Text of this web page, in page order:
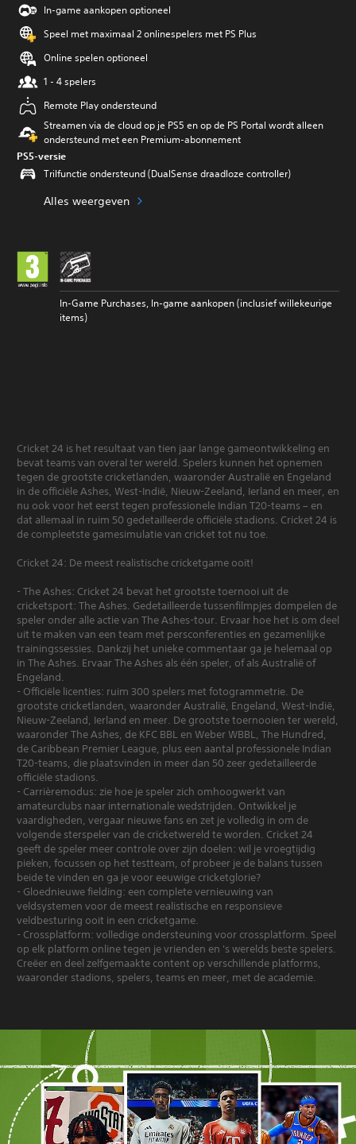
In-game aankopen optioneel
Speel met maximaal 2 onlinespelers met PS Plus
Online spelen optioneel
1 - 4 spelers
Remote Play ondersteund
Streamen via de cloud op je PS5 en op de PS Portal wordt alleen
ondersteund met een Premium-abonnement
PS5-versie
Trilfunctie ondersteund (DualSense draadloze controller)
Alles weergeven
In-Game Purchases, In-game aankopen (inclusief willekeurige
items)
Cricket 24 is het resultaat van tien jaar lange gameontwikkeling en
bevat teams van overal ter wereld. Spelers kunnen het opnemen
tegen de grootste cricketlanden, waaronder Australië en Engeland
in de officiële Ashes, West-Indië, Nieuw-Zeeland, Ierland en meer, en
nu ook voor het eerst tegen professionele Indian T20-teams – en
dat allemaal in ruim 50 gedetailleerde officiële stadions. Cricket 24 is
de compleetste gamesimulatie van cricket tot nu toe.
Cricket 24: De meest realistische cricketgame ooit!
- The Ashes: Cricket 24 bevat het grootste toernooi uit de
cricketsport: The Ashes. Gedetailleerde tussenfilmpjes dompelen de
speler onder alle actie van The Ashes-tour. Ervaar hoe het is om deel
uit te maken van een team met persconferenties en gezamenlijke
trainingssessies. Dankzij het unieke commentaar ga je helemaal op
in The Ashes. Ervaar The Ashes als één speler, of als Australië of
Engeland.
- Officiële licenties: ruim 300 spelers met fotogrammetrie. De
grootste cricketlanden, waaronder Australië, Engeland, West-Indië,
Nieuw-Zeeland, Ierland en meer. De grootste toernooien ter wereld,
waaronder The Ashes, de KFC BBL en Weber WBBL, The Hundred,
de Caribbean Premier League, plus een aantal professionele Indian
T20-teams, die plaatsvinden in meer dan 50 zeer gedetailleerde
officiële stadions.
- Carrièremodus: zie hoe je speler zich omhoogwerkt van
amateurclubs naar internationale wedstrijden. Ontwikkel je
vaardigheden, vergaar nieuwe fans en zet je volledig in om de
volgende sterspeler van de cricketwereld te worden. Cricket 24
geeft de speler meer controle over zijn doelen: wil je vroegtijdig
pieken, focussen op het testteam, of probeer je de balans tussen
beide te vinden en ga je voor eeuwige cricketglorie?
- Gloednieuwe fielding: een complete vernieuwing van
veldsystemen voor de meest realistische en responsieve
veldbesturing ooit in een cricketgame.
- Crossplatform: volledige ondersteuning voor crossplatform. Speel
op elk platform online tegen je vrienden en 's werelds beste spelers.
Creëer en deel zelfgemaakte content op verschillende platforms,
waaronder stadions, spelers, teams en meer, met de academie.